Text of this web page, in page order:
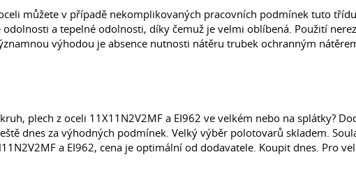
můžete v případě nekomplikovaných pracovních podmínek tuto
a tepelné odolnosti, díky čemuž je velmi oblíbená. Použití
výhodou je absence nutnosti nátěru trubek ochranným
plech z oceli 11X11N2V2MF a EI962 ve velkém nebo na splátky?
dnes za výhodných podmínek. Velký výběr polotovarů skladem.
a EI962, cena je optimální od dodavatele. Koupit dnes. Pro